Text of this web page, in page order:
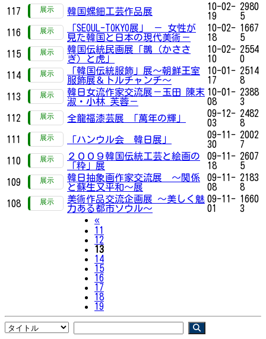
117 韓国螺鈿工芸作品展
10-02-
19
2980
5
116
「SEOUL-TOKYO展」 － 女性が
見た韓国と日本の現代美術－
10-02-
18
1667
5
115
韓国伝統民画展「鵲（かささ
ぎ）と虎」
10-02-
10
2554
0
114
「韓国伝統服飾」展～朝鮮王室
服飾展＆トルチャンチ～
10-01-
17
2514
8
113
韓日女流作家交流展－玉田 陳末
淑・小林 芙蓉－
10-01-
08
2388
3
112
全龍福漆芸展 「萬年の輝」
09-12-
03
2482
8
111
「ハンウル会 韓日展」
09-11-
30
2002
7
110
２００９韓国伝統工芸と絵画の
「粋」展
09-11-
18
2607
5
109
韓日抽象画作家交流展 ～関係
と蘇生又平和～展
09-11-
08
2183
8
108
美術作品交流企画展 ～美しく魅
力ある都市ソウル～
09-11-
01
1660
3
«Previous
11
12
13
14
15
16
17
18
19